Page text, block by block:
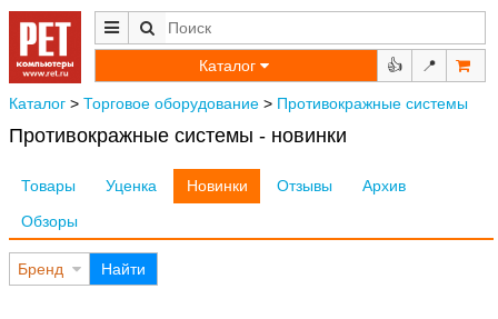
Каталог 👍 📍
Каталог > Торговое оборудование > Противокражные системы
Противокражные системы - новинки
Товары Уценка Новинки Отзывы
Архив
Обзоры
Бренд Найти